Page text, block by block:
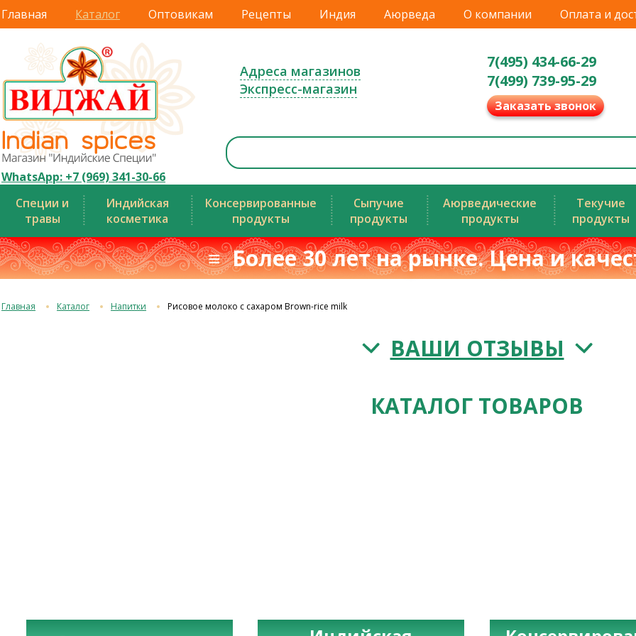
Главная Каталог Оптовикам Рецепты Индия Аюрведа О компании Оплата и
WhatsApp: +7 (969) 341-30-66
Адреса магазинов
Экспресс-магазин
7(495) 434-66-29
7(499) 739-95-29
Заказать звонок
Специи и
травы
Индийская
косметика
Консервированные
продукты
Сыпучие
продукты
Аюрведические
продукты
Текучие
продукты
≡ Более 30 лет на рынке. Цена и
Главная Каталог Напитки Рисовое молоко c сахаром Brown-rice milk
ВАШИ ОТЗЫВЫ
КАТАЛОГ ТОВАРОВ